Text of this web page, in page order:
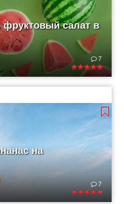
фруктовый салат в
7
на
7